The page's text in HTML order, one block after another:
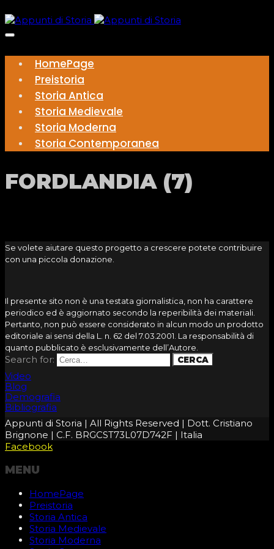
HomePage
Preistoria
Storia Antica
Storia Medievale
Storia Moderna
Storia Contemporanea
FORDLANDIA (7)
Se volete aiutare questo progetto a crescere potete contribuire
con una piccola donazione.
Il presente sito non è una testata giornalistica, non ha carattere
periodico ed è aggiornato secondo la reperibilità dei materiali.
Pertanto, non può essere considerato in alcun modo un prodotto
editoriale ai sensi della L. n. 62 del 7.03.2001. La responsabilità di
quanto pubblicato è esclusivamente dell’Autore.
Search for:
Video
Blog
Demografia
Bibliografia
Appunti di Storia | All Rights Reserved | Dott. Cristiano
Brignone | C.F. BRGCST73L07D742F | Italia
Facebook
MENU
HomePage
Preistoria
Storia Antica
Storia Medievale
Storia Moderna